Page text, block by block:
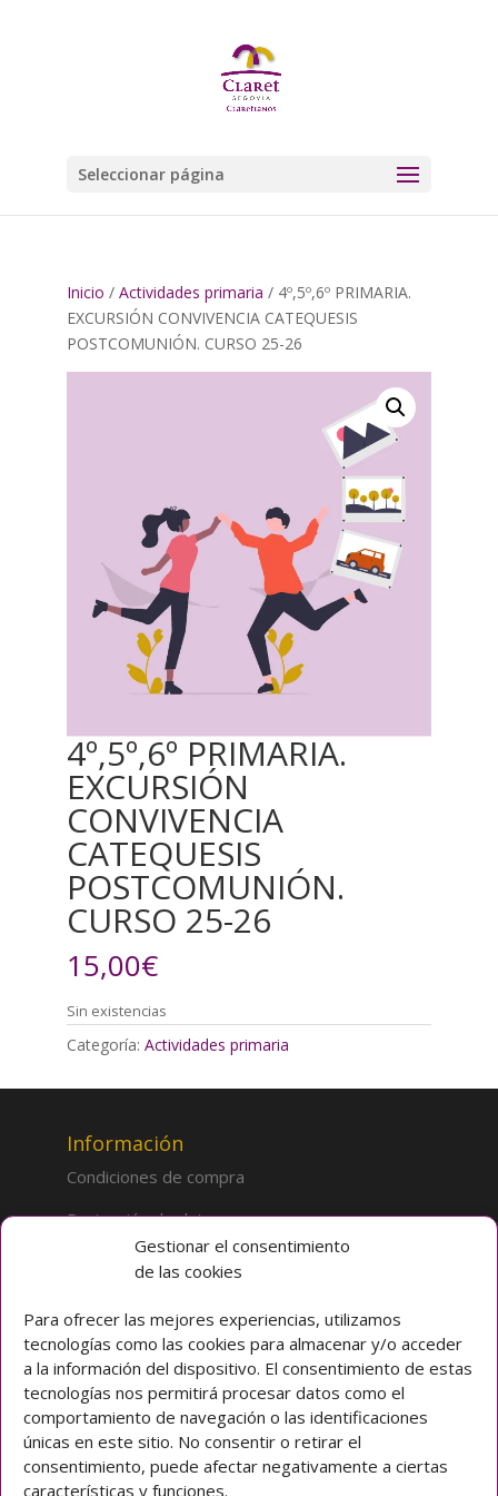
Gestionar el consentimiento
de las cookies
Para ofrecer las mejores experiencias, utilizamos
tecnologías como las cookies para almacenar y/o acceder
a la información del dispositivo. El consentimiento de estas
tecnologías nos permitirá procesar datos como el
comportamiento de navegación o las identificaciones
únicas en este sitio. No consentir o retirar el
consentimiento, puede afectar negativamente a ciertas
características y funciones.
Seleccionar página
Inicio / Actividades primaria / 4º,5º,6º PRIMARIA.
EXCURSIÓN CONVIVENCIA CATEQUESIS
POSTCOMUNIÓN. CURSO 25-26
4º,5º,6º PRIMARIA.
EXCURSIÓN
CONVIVENCIA
CATEQUESIS
POSTCOMUNIÓN.
CURSO 25-26
15,00€
Sin existencias
Categoría: Actividades primaria
Información
Condiciones de compra
Protección de datos
Sobre la tienda
Inicio
Mi cuenta
Preguntas frecuentes
Colegio CLARET